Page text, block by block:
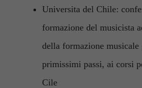
Universita del Chile:
formazione del musicista
della formazione musicale
primissimi passi, ai corsi
Cile
per
del